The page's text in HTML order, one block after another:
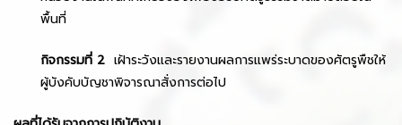
พื้นที่
กิจกรรมที่ 2 เฝ้าระวังและรายงานผลการแพร่ระบาดของศัตรูพืชให้
ผู้บังคับบัญชาพิจารณาสั่งการต่อไป